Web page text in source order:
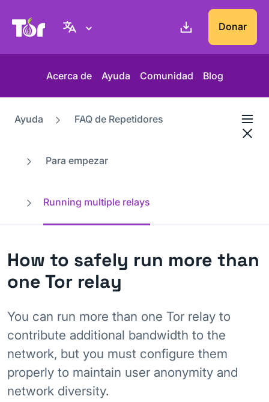
Web del Proyecto Tor Donar
Acerca de Ayuda Comunidad Blog
Ayuda FAQ de Repetidores
Para empezar
Running multiple relays
How to safely run more than
one Tor relay
You can run more than one Tor relay to
contribute additional bandwidth to the
network, but you must configure them
properly to maintain user anonymity and
network diversity.